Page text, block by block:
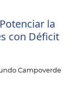
la
con Déficit
Campoverde